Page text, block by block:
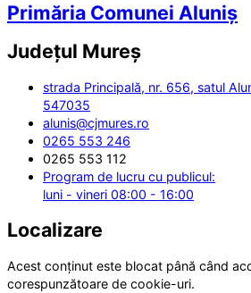
Primăria Comunei Aluniș
Județul Mureș
strada Principală, nr. 656, satul
547035
alunis@cjmures.ro
0265 553 246
0265 553 112
Program de lucru cu publicul:
luni - vineri 08:00 - 16:00
Localizare
Acest conținut este blocat până când
corespunzătoare de cookie-uri.